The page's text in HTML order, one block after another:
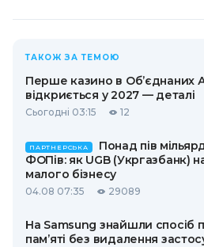
ТАКОЖ ЗА ТЕМОЮ
Перше казино в Об’єднаних
відкриється у 2027 — деталі
Сьогодні 03:15 12
ПАРТНЕРСЬКА
Понад пів
ФОПів: як UGB (Укргазбанк)
малого бізнесу
04.08 07:35 29089
На Samsung знайшли спосіб
пам’яті без видалення